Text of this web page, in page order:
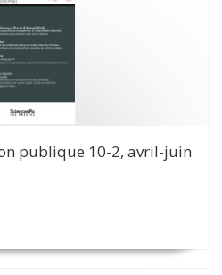
publique 10-2, avril-juin